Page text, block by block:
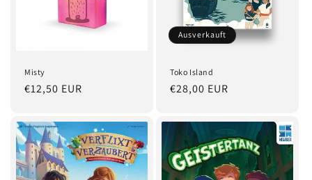
Misty
Normaler
€12,50 EUR
Ausverkauft
Toko Island
Normaler
€28,00 EUR